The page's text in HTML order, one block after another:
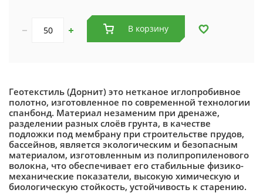
В корзину
Геотекстиль (Дорнит) это нетканое иглопробивное
полотно, изготовленное по современной технологии
спанбонд. Материал незаменим при дренаже,
разделении разных слоёв грунта, в качестве
подложки под мембрану при строительстве прудов,
бассейнов, является экологическим и безопасным
материалом, изготовленным из полипропиленового
волокна, что обеспечивает его стабильные физико-
механические показатели, высокую химическую и
биологическую стойкость, устойчивость к старению.